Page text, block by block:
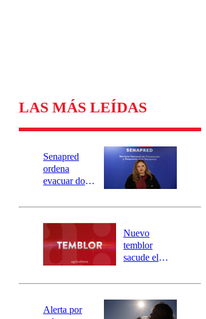
LAS MÁS LEÍDAS
Senapred
ordena
evacuar dos
Carahue por
río Damas:
activa
mensajería
SAE
Nuevo
temblor
sacude el
revisa la
epicentro
Alerta por